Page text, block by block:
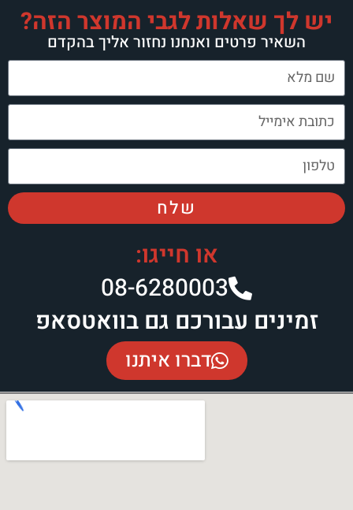
יש לך שאלות לגבי המוצר הזה?
השאיר פרטים ואנחנו נחזור אליך בהקדם
שלח
או חייגו:
08-6280003​
זמינים עבורכם גם בוואטסאפ
דברו איתנו